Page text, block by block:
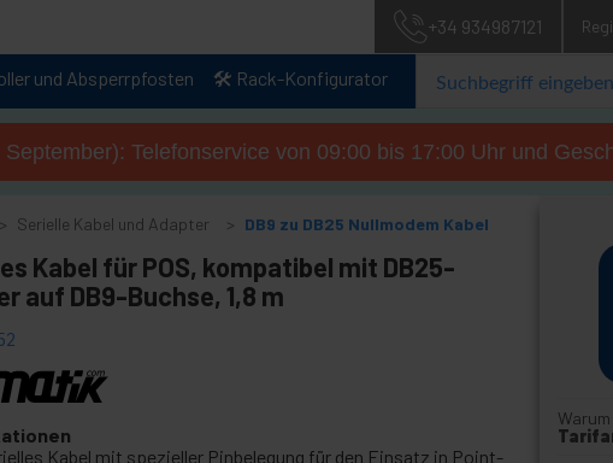
+34 934987121
und Absperrpfosten 🛠️ Rack-Konfigurator
Telefonservice von 09:00 bis 17:00 Uhr und
Serielle Kabel und Adapter DB9 zu DB25 Nullmodem Kabel
Kabel für POS, kompatibel mit DB25-
auf DB9-Buchse, 1,8 m
Kabel mit spezieller Pinbelegung für den Einsatz in Point-